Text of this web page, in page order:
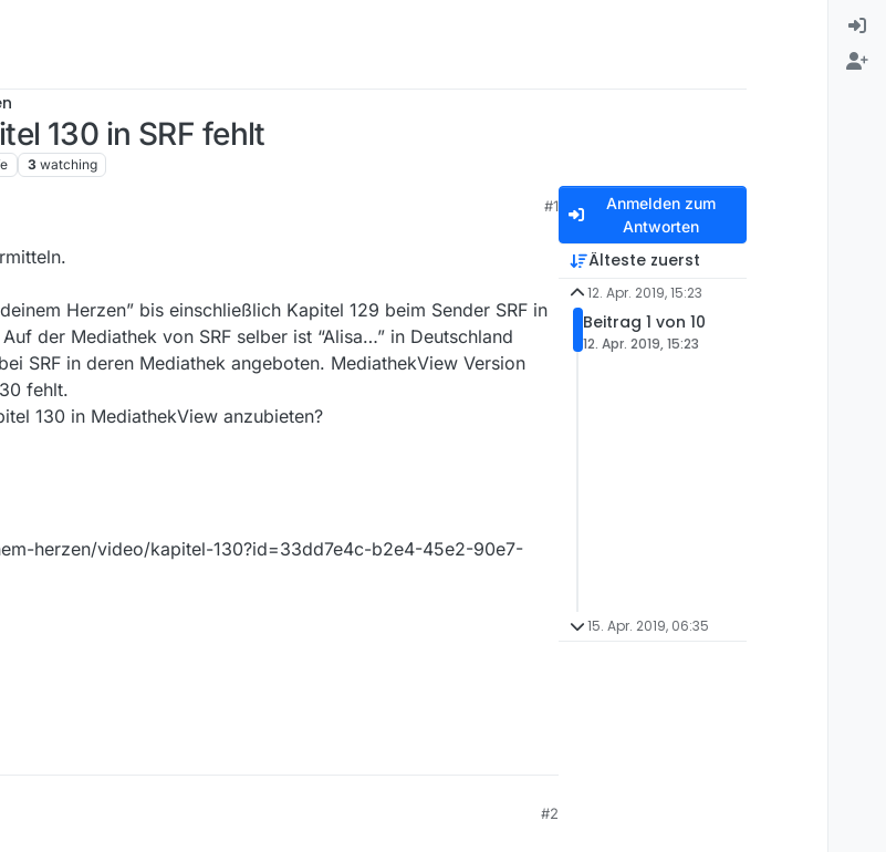
130 in SRF fehlt
3 watching
#1
Herzen” bis einschließlich Kapitel 129 beim Sender SRF in
der Mediathek von SRF selber ist “Alisa…” in Deutschland
SRF in deren Mediathek angeboten. MediathekView Version
fehlt.
130 in MediathekView anzubieten?
herzen/video/kapitel-130?id=33dd7e4c-b2e4-45e2-90e7-
#2
Anmelden zum
Antworten
Älteste zuerst
12. Apr. 2019, 15:23
Beitrag 1 von 10
12. Apr. 2019, 15:23
15. Apr. 2019, 06:35